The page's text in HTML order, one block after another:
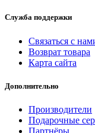
Служба поддержки
Связаться с
Возврат товара
Карта сайта
Дополнительно
Производители
Подарочные
Партнёры